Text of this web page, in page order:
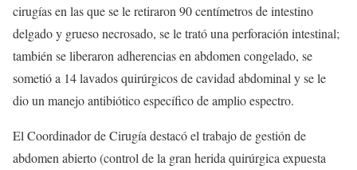
cirugías en las que se le retiraron 90 centímetros de intestino
delgado y grueso necrosado, se le trató una perforación intestinal;
también se liberaron adherencias en abdomen congelado, se
sometió a 14 lavados quirúrgicos de cavidad abdominal y se le
dio un manejo antibiótico específico de amplio espectro.
El Coordinador de Cirugía destacó el trabajo de gestión de
abdomen abierto (control de la gran herida quirúrgica expuesta